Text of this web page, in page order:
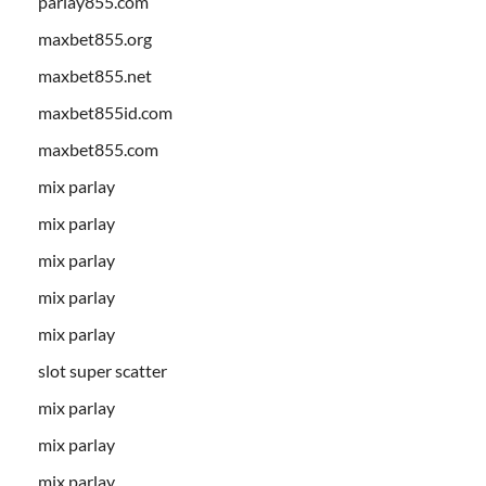
maxbet855.org
maxbet855.net
maxbet855id.com
maxbet855.com
mix parlay
mix parlay
mix parlay
mix parlay
mix parlay
slot super scatter
mix parlay
mix parlay
mix parlay